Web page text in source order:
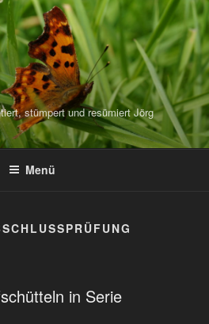
stümpert und resümiert Jörg
Menü
in Serie